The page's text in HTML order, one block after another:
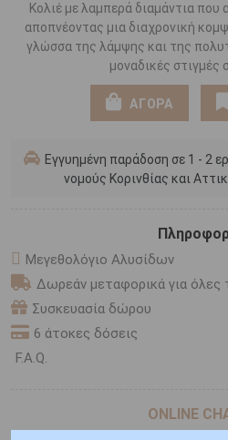
Κολιέ με λαμπερά διαμάντια που
αποπνέοντας μια διαχρονική
γλώσσα της λάμψης και της
μοναδικές στιγμές
ΑΓΟΡΑ
Εγγυημένη παράδοση σε 1 - 2
νομούς Κορινθίας και
Μεγεθολόγιο Αλυσίδων
Δωρεάν μεταφορικά για όλες
Συσκευασία δώρου
6 άτοκες δόσεις
F.A.Q.
ONLINE